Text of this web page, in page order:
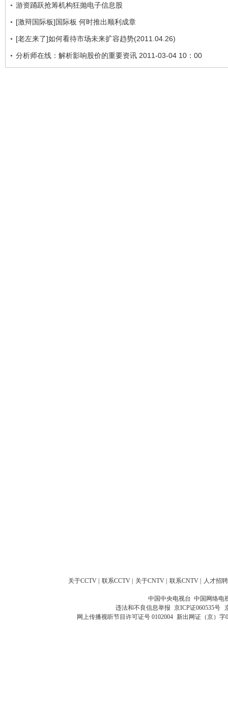
游资踊跃抢筹机构狂抛电子信息股
[激辩国际板]国际板 何时推出顺利成章
[老左来了]如何看待市场未来扩容趋势(2011.04.26)
分析师在线：解析影响股价的重要资讯 2011-03-04 10：00
关于CCTV 联系CCTV 关于CNTV 联系CNTV 人才招聘
中国中央电视台 中国网络电
违法和不良信息举报 京ICP证060535号
网上传播视听节目许可证号 0102004 新出网证（京）